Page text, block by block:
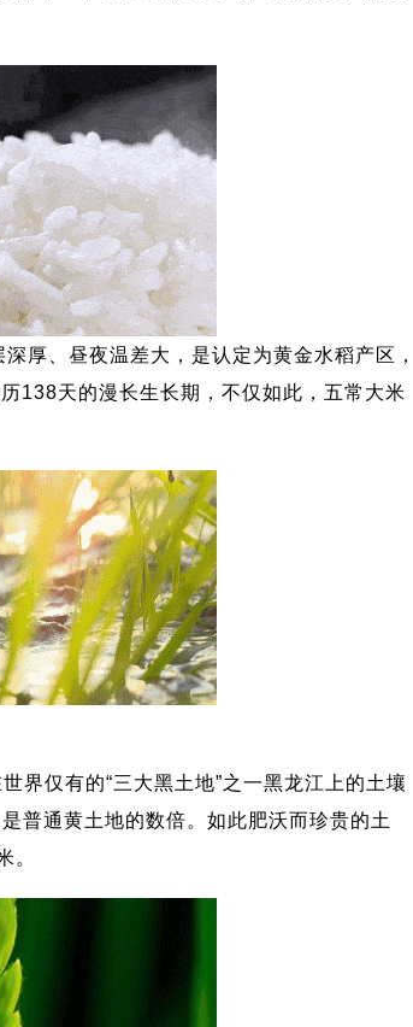
、昼夜温差大，是认定为黄金水稻产区，
138天的漫长生长期，不仅如此，五常大米
仅有的“三大黑土地”之一黑龙江上的土壤
普通黄土地的数倍。如此肥沃而珍贵的土
。